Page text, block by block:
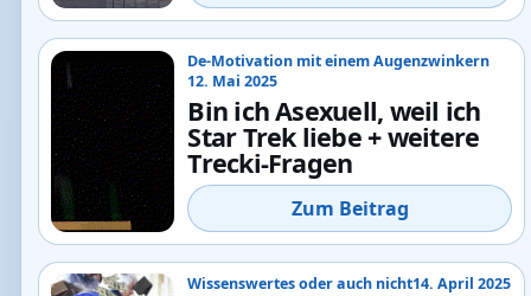
De-Motivation mit einem Augenzwinkern
12. Mai 2025
Bin ich Asexuell, weil ich
Star Trek liebe + weitere
Trecki-Fragen
Zum Beitrag
Wissenswertes oder auch nicht14. April 2025